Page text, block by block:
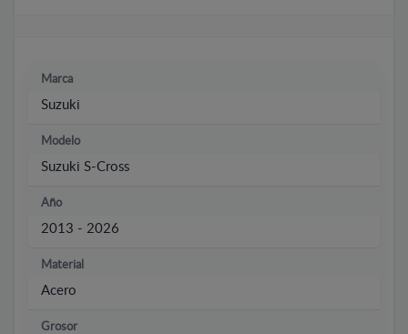
Marca
Suzuki
Modelo
Suzuki S-Cross
Año
2013 - 2026
Material
Acero
Grosor